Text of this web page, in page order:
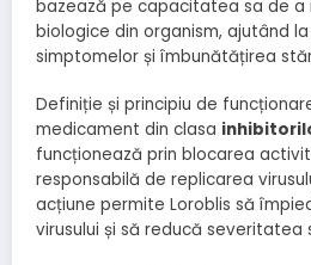
bazează pe capacitatea sa de a
biologice din organism, ajutând
simptomelor și îmbunătățirea
Definiție și principiu de
medicament din clasa
funcționează prin blocarea
responsabilă de replicarea
acțiune permite Loroblis să
virusului și să reducă severitatea